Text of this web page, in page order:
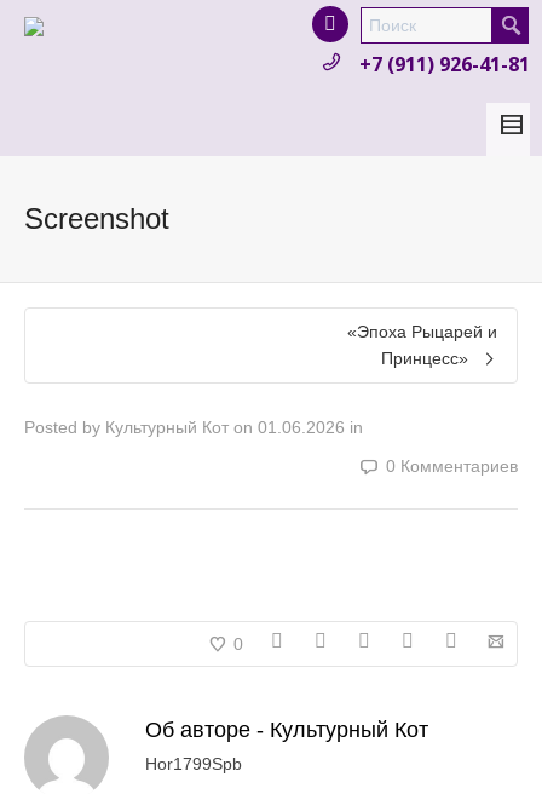
product in a size size .
colour items.
+7 (911) 926-41-81
Screenshot
«Эпоха Рыцарей и
Принцесс»
Posted by Культурный Кот on 01.06.2026 in
0 Комментариев
0
Об авторе - Культурный Кот
Hor1799Spb